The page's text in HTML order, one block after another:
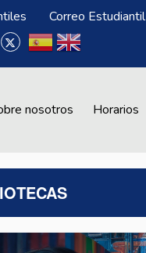
Correo Estudiantil
nosotros Horarios